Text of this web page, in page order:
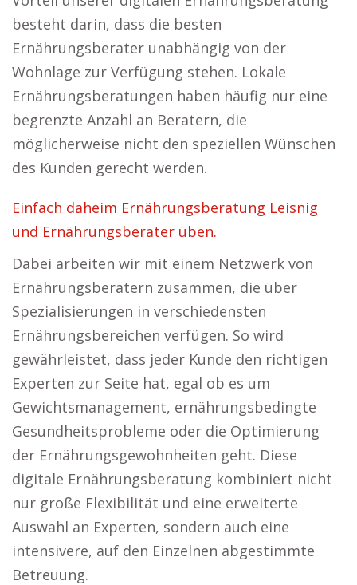
besteht darin, dass die besten
Ernährungsberater unabhängig von der
Wohnlage zur Verfügung stehen. Lokale
Ernährungsberatungen haben häufig nur eine
begrenzte Anzahl an Beratern, die
möglicherweise nicht den speziellen Wünschen
des Kunden gerecht werden.
Einfach daheim Ernährungsberatung Leisnig
und Ernährungsberater üben.
Dabei arbeiten wir mit einem Netzwerk von
Ernährungsberatern zusammen, die über
Spezialisierungen in verschiedensten
Ernährungsbereichen verfügen. So wird
gewährleistet, dass jeder Kunde den richtigen
Experten zur Seite hat, egal ob es um
Gewichtsmanagement, ernährungsbedingte
Gesundheitsprobleme oder die Optimierung
der Ernährungsgewohnheiten geht. Diese
digitale Ernährungsberatung kombiniert nicht
nur große Flexibilität und eine erweiterte
Auswahl an Experten, sondern auch eine
intensivere, auf den Einzelnen abgestimmte
Betreuung.